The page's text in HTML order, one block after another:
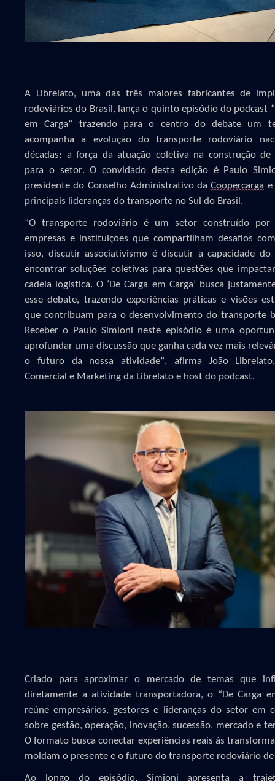
A Librelato, uma das três maiores fabricantes de
rodoviários do Brasil, lança o quinto episódio do podcast
em Carga” trazendo para o centro do debate um
acompanha a evolução do transporte rodoviário
décadas: a força da atuação coletiva na construção de
para o setor. O convidado desta edição é Paulo
presidente do Conselho Administrativo daCoopercarga e
principais lideranças do transporte no Sul do Brasil.
“O transporte rodoviário é um setor construído por
empresas e instituições que compartilham desafios
isso, discutir associativismo é discutir a capacidade
encontrar soluções coletivas para questões que
cadeia logística. O ‘De Carga em Carga’ busca
esse debate, trazendo experiências práticas e visões
que contribuam para o desenvolvimento do transporte
Receber o Paulo Simioni neste episódio é uma
aprofundar uma discussão que ganha cada vez mais
o futuro da nossa atividade”, afirma João
Comercial e Marketing da Librelato e host do podcast.
Criado para aproximar o mercado de temas que
diretamente a atividade transportadora, o “De Carga
reúne empresários, gestores e lideranças do setor em
sobre gestão, operação, inovação, sucessão, mercado e
O formato busca conectar experiências reais às
moldam o presente e o futuro do transporte rodoviário de
Ao longo do episódio, Simioni apresenta a